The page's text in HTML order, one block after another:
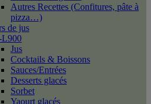
Autres Recettes (Confitures, pâte à
pizza…)
de jus
L900
Jus
Cocktails & Boissons
Sauces/Entrées
Desserts glacés
Sorbet
Yaourt glacés